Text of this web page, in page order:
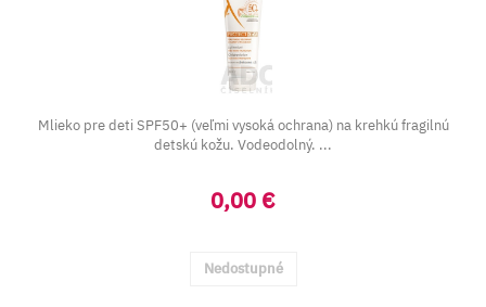
Mlieko pre deti SPF50+ (veľmi vysoká ochrana) na krehkú fragilnú
detskú kožu. Vodeodolný. ...
0,00 €
Nedostupné